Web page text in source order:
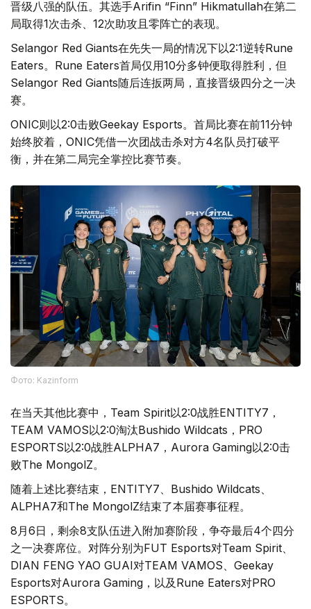
晋级八强的队伍。其选手Arifin “Finn” Hikmatullah在第二
局取得1次击杀、12次助攻且零阵亡的表现。
Selangor Red Giants在先失一局的情况下以2:1逆转Rune
Eaters。Rune Eaters首局仅用10分多钟便取得胜利，但
Selangor Red Giants随后连扳两局，直接晋级四分之一决
赛。
ONIC则以2:0击败Geekay Esports。首局比赛在前11分钟
始终胶着，ONIC凭借一次团战击杀对方4名队员打破平
衡，并在第二局完全掌控比赛节奏。
Фото: Kazinform
在当天其他比赛中，Team Spirit以2:0战胜ENTITY7，
TEAM VAMOS以2:0淘汰Bushido Wildcats，PRO
ESPORTS以2:0战胜ALPHA7，Aurora Gaming以2:0击
败The MongolZ。
随着上述比赛结束，ENTITY7、Bushido Wildcats、
ALPHA7和The MongolZ结束了本届赛事征程。
8月6日，剩余8支队伍进入附加赛阶段，争夺最后4个四分
之一决赛席位。对阵分别为FUT Esports对Team Spirit、
DIAN FENG YAO GUAI对TEAM VAMOS、Geekay
Esports对Aurora Gaming，以及Rune Eaters对PRO
ESPORTS。